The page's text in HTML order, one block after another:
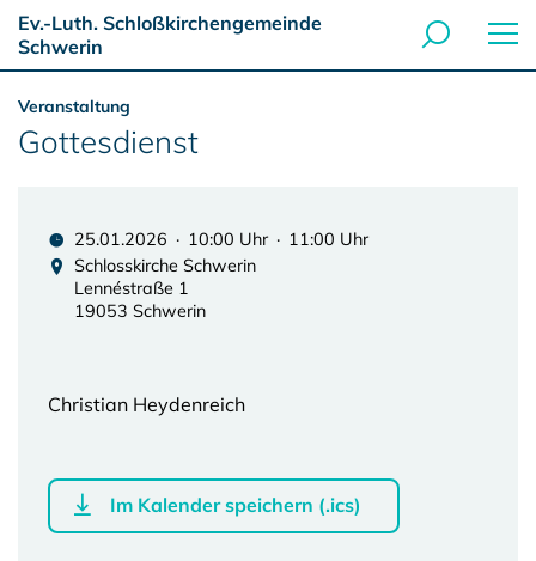
Ev.-Luth. Schloßkirchengemeinde
Schwerin
Veranstaltung
Gottesdienst
25.01.2026 · 10:00 Uhr · 11:00 Uhr
Schlosskirche Schwerin
Lennéstraße 1
19053 Schwerin
Christian Heydenreich
Im Kalender speichern (.ics)